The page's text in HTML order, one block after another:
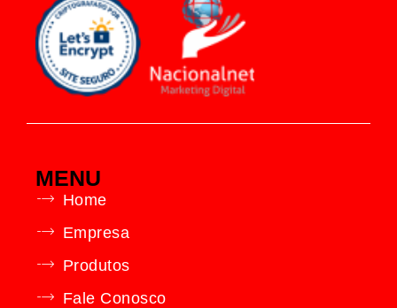
MENU
Home
Empresa
Produtos
Fale Conosco